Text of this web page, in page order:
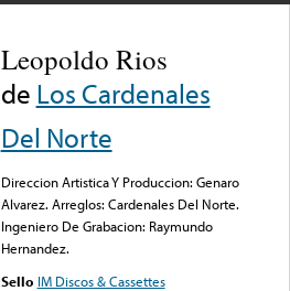
Leopoldo Rios
de Los Cardenales
Del Norte
Direccion Artistica Y Produccion: Genaro
Alvarez. Arreglos: Cardenales Del Norte.
Ingeniero De Grabacion: Raymundo
Hernandez.
Sello IM Discos & Cassettes